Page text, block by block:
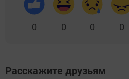
0 0 0 0
Расскажите друзьям